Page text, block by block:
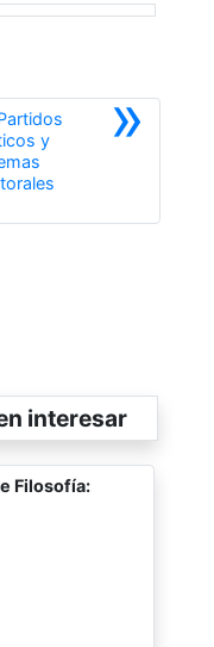
»
y
Siguiente
interesar
Filosofía: